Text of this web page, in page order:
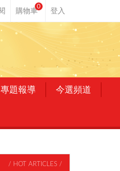
0
專題報導 今選頻道
/ HOT ARTICLES /